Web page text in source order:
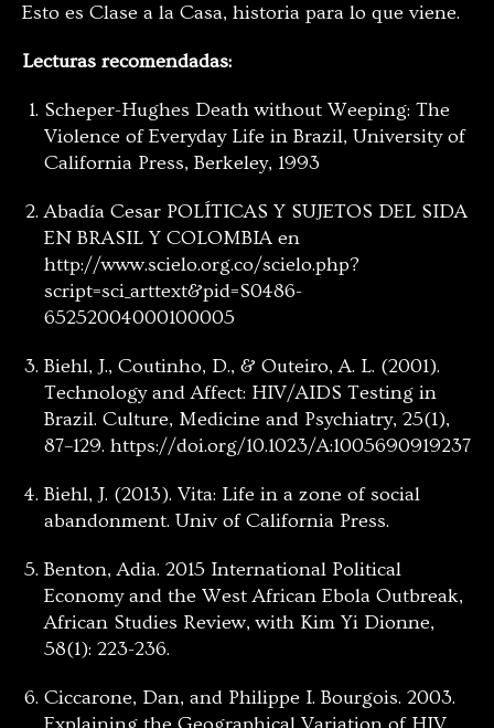
Esto es Clase a la Casa, historia para lo que viene.
Lecturas recomendadas:
Scheper-Hughes Death without Weeping: The
Violence of Everyday Life in Brazil, University of
California Press, Berkeley, 1993
Abadía Cesar POLÍTICAS Y SUJETOS DEL SIDA
EN BRASIL Y COLOMBIA en
http://www.scielo.org.co/scielo.php?
script=sci_arttext&pid=S0486-
65252004000100005
Biehl, J., Coutinho, D., & Outeiro, A. L. (2001).
Technology and Affect: HIV/AIDS Testing in
Brazil. Culture, Medicine and Psychiatry, 25(1),
87–129. https://doi.org/10.1023/A:1005690919237
Biehl, J. (2013). Vita: Life in a zone of social
abandonment. Univ of California Press.
Benton, Adia. 2015 International Political
Economy and the West African Ebola Outbreak,
African Studies Review, with Kim Yi Dionne,
58(1): 223-236.
Ciccarone, Dan, and Philippe I. Bourgois. 2003.